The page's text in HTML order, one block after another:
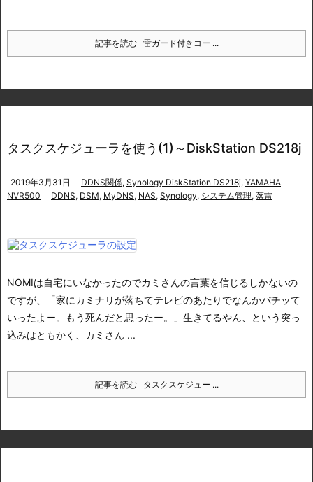
記事を読む 雷ガード付きコー ...
タスクスケジューラを使う(1)～DiskStation DS218j
2019年3月31日 DDNS関係, Synology DiskStation DS218j, YAMAHA
NVR500
DDNS, DSM, MyDNS, NAS, Synology, システム管理, 落雷
NOMIは自宅にいなかったのでカミさんの言葉を信じるしかないの
ですが、
「家にカミナリが落ちてテレビのあたりでなんかバチッて
いったよー。もう死んだと思ったー。」 生きてるやん、という突っ
込みはともかく、カミさん ...
記事を読む タスクスケジュー ...